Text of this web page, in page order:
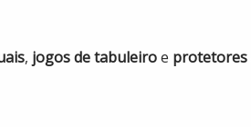
, jogos de tabuleiroe protetores